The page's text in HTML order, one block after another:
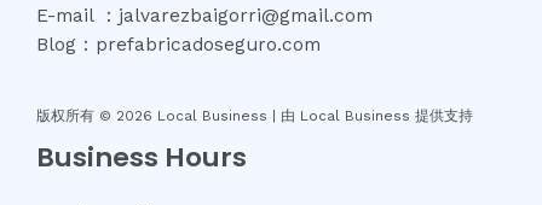
E-mail ：jalvarezbaigorri@gmail.com
Blog：prefabricadoseguro.com
版权所有 © 2026 Local Business | 由 Local Business 提供支持
Business Hours